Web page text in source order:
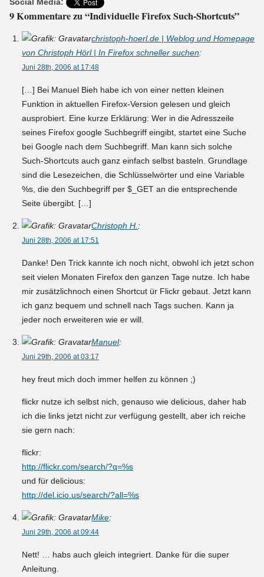
9 Kommentare zu “Individuelle Firefox Such-Shortcuts”
christoph-hoerl.de | Weblog und Homepage
von Christoph Hörl | In Firefox schneller suchen:
Juni 28th, 2006 at 17:48
[…] Bei Manuel Bieh habe ich von einer netten kleinen
Funktion in aktuellen Firefox-Version gelesen und gleich
ausprobiert. Eine kurze Erklärung: Wer in die Adresszeile
seines Firefox google Suchbegriff eingibt, startet eine Suche
bei Google nach dem Suchbegriff. Man kann sich solche
Such-Shortcuts auch ganz einfach selbst basteln. Grundlage
sind die Lesezeichen, die Schlüsselwörter und eine Variable
%s, die den Suchbegriff per $_GET an die entsprechende
Seite übergibt. […]
Christoph H. :
Juni 28th, 2006 at 17:51
Danke! Den Trick kannte ich noch nicht, obwohl ich jetzt schon
seit vielen Monaten Firefox den ganzen Tage nutze. Ich habe
mir zusätzlichnoch einen Shortcut ür Flickr gebaut. Jetzt kann
ich ganz bequem und schnell nach Tags suchen. Kann ja
jeder noch erweiteren wie er will.
Manuel:
Juni 29th, 2006 at 03:17
hey freut mich doch immer helfen zu können ;)
flickr nutze ich selbst nich, genauso wie delicious, daher hab
ich die links jetzt nicht zur verfügung gestellt, aber ich reiche
sie gern nach:
flickr:
http://flickr.com/search/?q=%s
und für delicious:
http://del.icio.us/search/?all=%s
Mike:
Juni 29th, 2006 at 09:44
Nett! … habs auch gleich integriert. Danke für die super
Anleitung.